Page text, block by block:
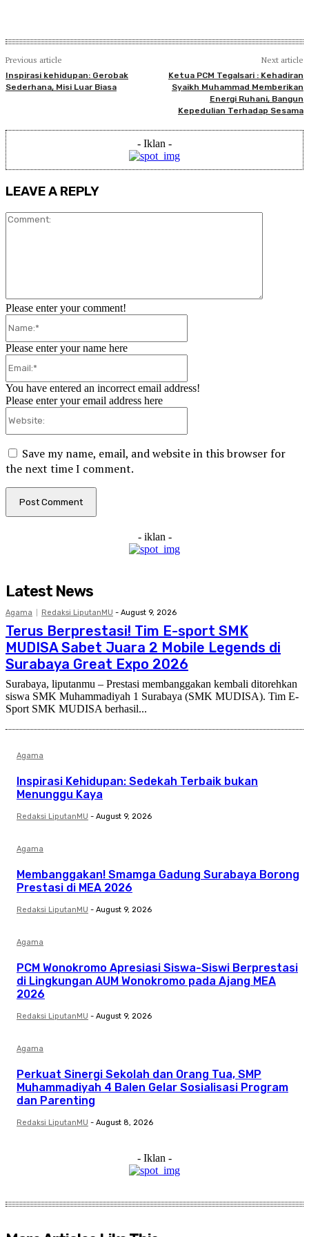
Previous article
Inspirasi kehidupan: Gerobak
Sederhana, Misi Luar Biasa
Next article
Ketua PCM Tegalsari : Kehadiran
Syaikh Muhammad Memberikan
Energi Ruhani, Bangun
Kepedulian Terhadap Sesama
- Iklan -
LEAVE A REPLY
Please enter your comment!
Please enter your name here
You have entered an incorrect email address!
Please enter your email address here
Save my name, email, and website in this browser for
the next time I comment.
- iklan -
Latest News
Agama Redaksi LiputanMU - August 9, 2026
Terus Berprestasi! Tim E-sport SMK
MUDISA Sabet Juara 2 Mobile Legends di
Surabaya Great Expo 2026
Surabaya, liputanmu – Prestasi membanggakan kembali ditorehkan
siswa SMK Muhammadiyah 1 Surabaya (SMK MUDISA). Tim E-
Sport SMK MUDISA berhasil...
Agama
Inspirasi Kehidupan: Sedekah Terbaik bukan
Menunggu Kaya
Redaksi LiputanMU - August 9, 2026
Agama
Membanggakan! Smamga Gadung Surabaya Borong
Prestasi di MEA 2026
Redaksi LiputanMU - August 9, 2026
Agama
PCM Wonokromo Apresiasi Siswa-Siswi Berprestasi
di Lingkungan AUM Wonokromo pada Ajang MEA
2026
Redaksi LiputanMU - August 9, 2026
Agama
Perkuat Sinergi Sekolah dan Orang Tua, SMP
Muhammadiyah 4 Balen Gelar Sosialisasi Program
dan Parenting
Redaksi LiputanMU - August 8, 2026
- Iklan -